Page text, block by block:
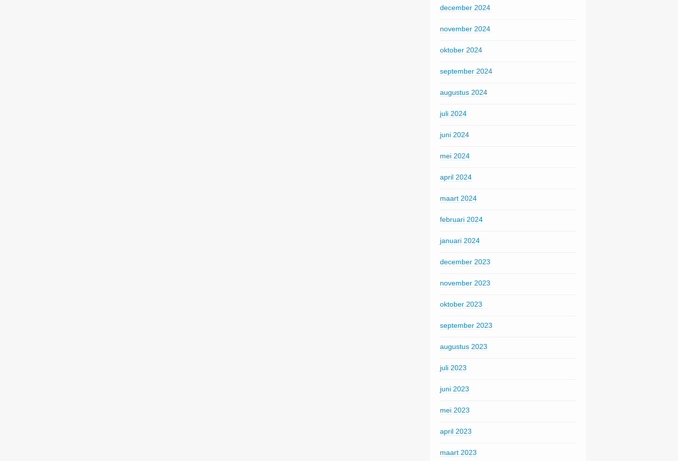
december 2024
november 2024
oktober 2024
september 2024
augustus 2024
juli 2024
juni 2024
mei 2024
april 2024
maart 2024
februari 2024
januari 2024
december 2023
november 2023
oktober 2023
september 2023
augustus 2023
juli 2023
juni 2023
mei 2023
april 2023
maart 2023